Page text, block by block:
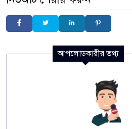
আপলোডকারীর তথ্য